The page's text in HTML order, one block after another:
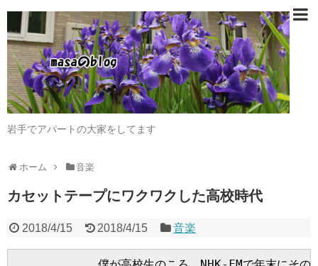
岩手でアパートの大家をしてます
ホーム 音楽
カセットテープにワクワクした高校時代
2018/4/15 2018/4/15 音楽